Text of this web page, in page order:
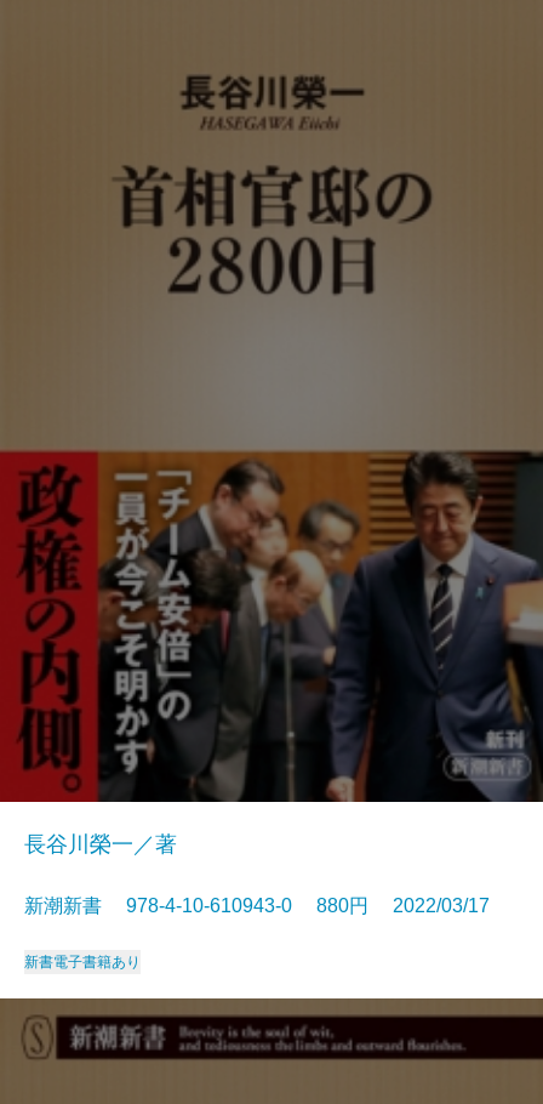
長谷川榮一／著
新潮新書 978-4-10-610943-0 880円 2022/03/17
新書電子書籍あり